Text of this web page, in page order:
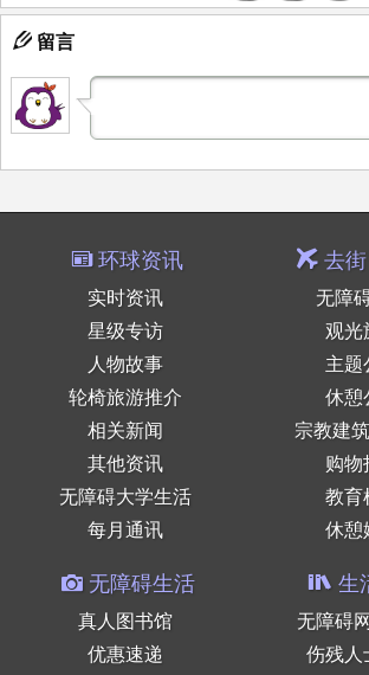
留言
环球资讯
实时资讯
星级专访
人物故事
轮椅旅游推介
相关新闻
其他资讯
无障碍大学生活
每月通讯
去街
无障
观光
主题
休憩
宗教建
购物
教育
休憩
无障碍生活
真人图书馆
优惠速递
生
无障碍
伤残人